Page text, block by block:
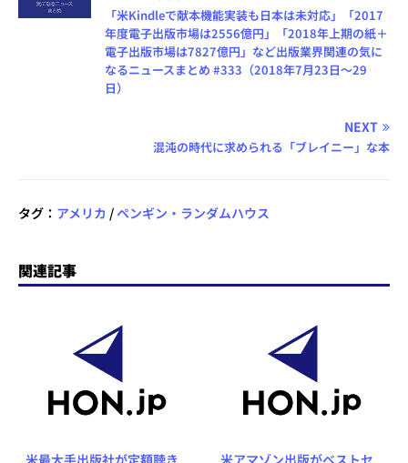
「米Kindleで献本機能実装も日本は未対応」「2017
年度電子出版市場は2556億円」「2018年上期の紙＋
電子出版市場は7827億円」など出版業界関連の気に
なるニュースまとめ #333（2018年7月23日～29
日）
NEXT
混沌の時代に求められる「ブレイニー」な本
タグ： アメリカ /ペンギン・ランダムハウス
関連記事
米最大手出版社が定額聴き
米アマゾン出版がベストセ